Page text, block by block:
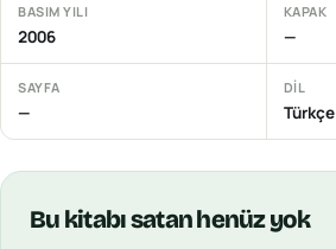
BASIM YILI
2006
KAPAK
—
SAYFA
—
DIL
Türkçe
Bu kitabısatan henüz yok